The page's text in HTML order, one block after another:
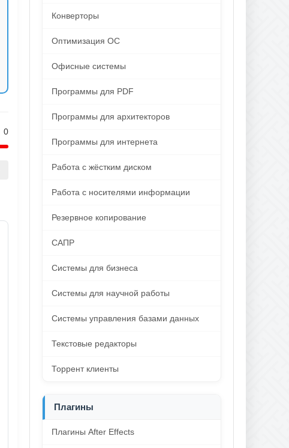
0
Конверторы
Оптимизация ОС
Офисные системы
Программы для PDF
Программы для архитекторов
Программы для интернета
Работа с жёстким диском
Работа с носителями информации
Резервное копирование
САПР
Системы для бизнеса
Системы для научной работы
Системы управления базами данных
Текстовые редакторы
Торрент клиенты
Плагины
Плагины After Effects